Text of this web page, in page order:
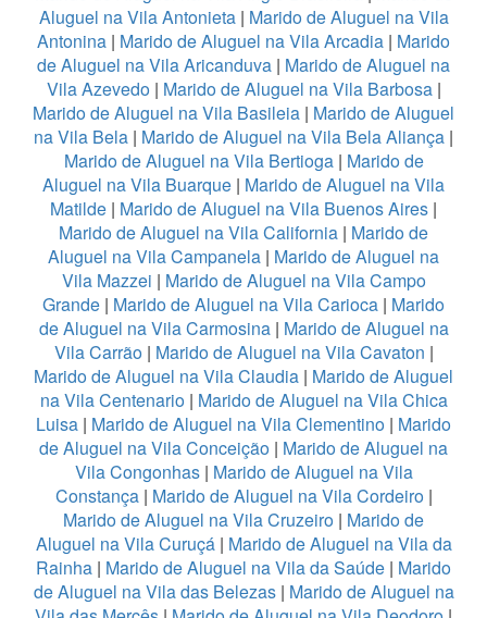
Aluguel na Vila Antonieta| Marido de Aluguel na Vila
Antonina | Marido de Aluguel na Vila Arcadia | Marido
de Aluguel na Vila Aricanduva | Marido de Aluguel na
Vila Azevedo| Marido de Aluguel na Vila Barbosa|
Marido de Aluguel na Vila Basileia | Marido de Aluguel
na Vila Bela | Marido de Aluguel na Vila Bela Aliança |
Marido de Aluguel na Vila Bertioga| Marido de
Aluguel na Vila Buarque | Marido de Aluguel na Vila
Matilde | Marido de Aluguel na Vila Buenos Aires |
Marido de Aluguel na Vila California | Marido de
Aluguel na Vila Campanela | Marido de Aluguel na
Vila Mazzei | Marido de Aluguel na Vila Campo
Grande | Marido de Aluguel na Vila Carioca | Marido
de Aluguel na Vila Carmosina| Marido de Aluguel na
Vila Carrão| Marido de Aluguel na Vila Cavaton |
Marido de Aluguel na Vila Claudia | Marido de Aluguel
na Vila Centenario| Marido de Aluguel na Vila Chica
Luisa | Marido de Aluguel na Vila Clementino | Marido
de Aluguel na Vila Conceição | Marido de Aluguel na
Vila Congonhas| Marido de Aluguel na Vila
Constança| Marido de Aluguel na Vila Cordeiro|
Marido de Aluguel na Vila Cruzeiro | Marido de
Aluguel na Vila Curuçá | Marido de Aluguel na Vila da
Rainha | Marido de Aluguel na Vila da Saúde | Marido
de Aluguel na Vila das Belezas| Marido de Aluguel na